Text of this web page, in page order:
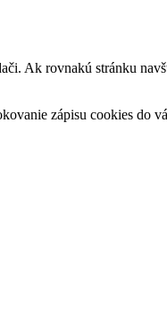
Ak rovnakú stránku
zápisu cookies do